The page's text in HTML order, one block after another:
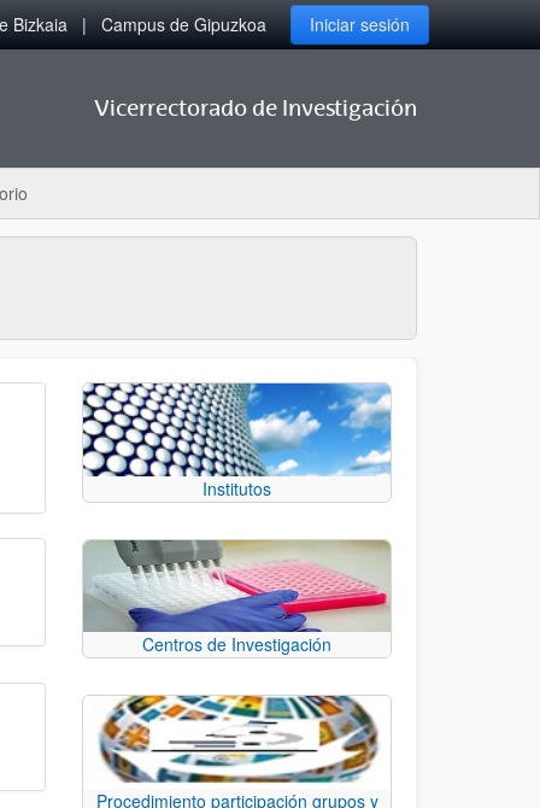
Bizkaia Campus de Gipuzkoa Iniciar sesión
Vicerrectorado de Investigación
Institutos
Centros de Investigación
Procedimiento participación grupos y